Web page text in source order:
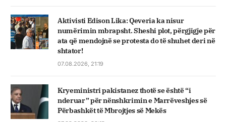
Aktivisti Edison Lika: Qeveria ka nisur
numërimin mbrapsht. Sheshi plot, përgjigje për
ata që mendojnë se protesta do të shuhet deri në
shtator!
07.08.2026, 21:19
Kryeministri pakistanez thotë se është “i
nderuar” për nënshkrimin e Marrëveshjes së
Përbashkët të Mbrojtjes së Mekës